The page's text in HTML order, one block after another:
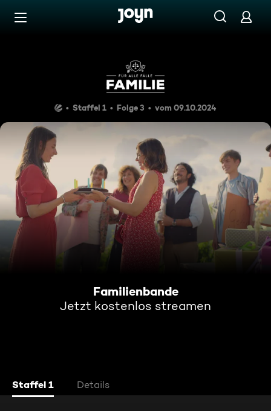
Zum Inhalt springen
Familienbande
Staffel 1 Folge 3 vom 09.10.2024
Familienbande
Jetzt kostenlos streamen
Staffel 1 Details